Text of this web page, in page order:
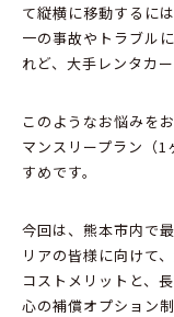
て縦横に移動するには
一の事故やトラブル
れど、 大手レンタカ
このようなお悩みを
マンスリープラン（
すめです。
今回は、 熊本市内で
リアの皆様に向けて、
コストメリットと、
心の補償オプション